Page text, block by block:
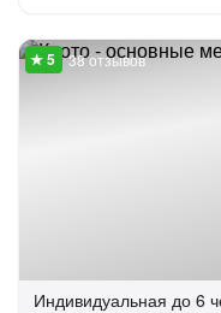
38 отзывов
Индивидуальная до 6